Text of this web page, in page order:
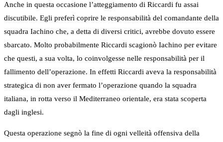
Anche in questa occasione l’atteggiamento di Riccardi fu assai
discutibile. Egli preferì coprire le responsabilità del comandante della
squadra Iachino che, a detta di diversi critici, avrebbe dovuto essere
sbarcato. Molto probabilmente Riccardi scagionò Iachino per evitare
che questi, a sua volta, lo coinvolgesse nelle responsabilità per il
fallimento dell’operazione. In effetti Riccardi aveva la responsabilità
strategica di non aver fermato l’operazione quando la squadra
italiana, in rotta verso il Mediterraneo orientale, era stata scoperta
dagli inglesi.
Questa operazione segnò la fine di ogni velleità offensiva della